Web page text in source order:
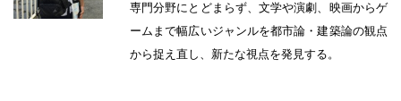
専門分野にとどまらず、文学や演劇、 映画からゲ
ームまで幅広いジャンルを都市論・建築論の観点
から捉え直し、新たな視点を発見する。